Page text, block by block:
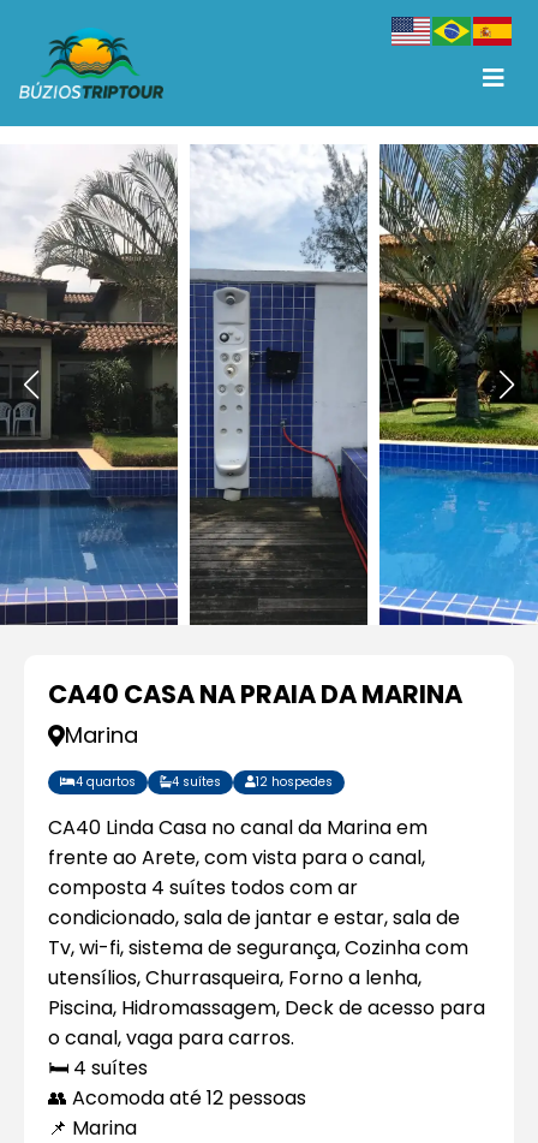
CA40 CASA NA PRAIA DA MARINA
Marina
4 quartos 4 suítes 12 hospedes
CA40 Linda Casa no canal da Marina em
frente ao Arete, com vista para o canal,
composta 4 suítes todos com ar
condicionado, sala de jantar e estar, sala de
Tv, wi-fi, sistema de segurança, Cozinha com
utensílios, Churrasqueira, Forno a lenha,
Piscina, Hidromassagem, Deck de acesso para
o canal, vaga para carros.
🛏️ 4 suítes
👥 Acomoda até 12 pessoas
📌 Marina